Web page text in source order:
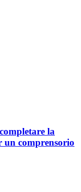
la
un comprensorio